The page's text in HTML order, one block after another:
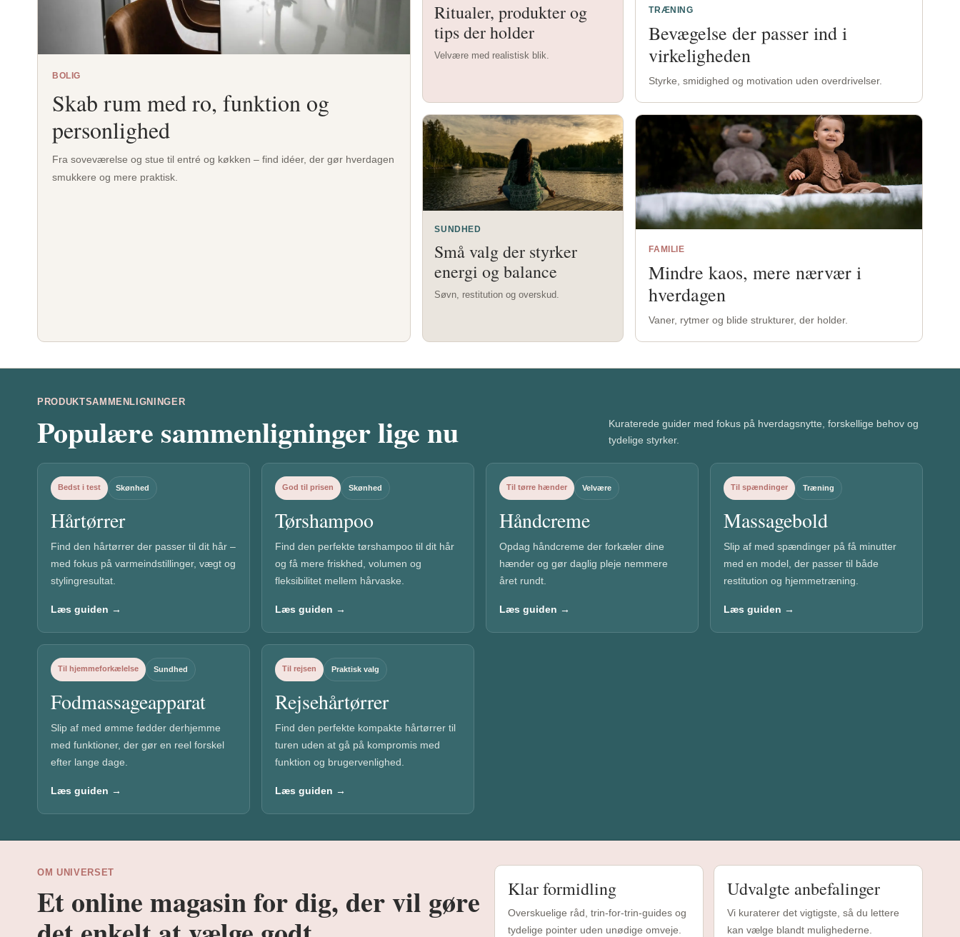
BOLIG
Skab rum med ro, funktion og
personlighed
Fra soveværelse og stue til entré og køkken – find idéer, der gør hverdagen
smukkere og mere praktisk.
Ritualer, produkter og
tips der holder
Velvære med realistisk blik.
SUNDHED
Små valg der styrker
energi og balance
Søvn, restitution og overskud.
TRÆNING
Bevægelse der passer ind i
virkeligheden
Styrke, smidighed og motivation uden overdrivelser.
FAMILIE
Mindre kaos, mere nærvær i
hverdagen
Vaner, rytmer og blide strukturer, der holder.
PRODUKTSAMMENLIGNINGER
Populære sammenligninger lige nu
Kuraterede guider med fokus på hverdagsnytte, forskellige behov og
tydelige styrker.
Bedst i test Skønhed
Hårtørrer
Find den hårtørrer der passer til dit hår –
med fokus på varmeindstillinger, vægt og
stylingresultat.
Læs guiden →
God til prisen Skønhed
Tørshampoo
Find den perfekte tørshampoo til dit hår
og få mere friskhed, volumen og
fleksibilitet mellem hårvaske.
Læs guiden →
Til tørre hænder Velvære
Håndcreme
Opdag håndcreme der forkæler dine
hænder og gør daglig pleje nemmere
året rundt.
Læs guiden →
Til spændinger Træning
Massagebold
Slip af med spændinger på få minutter
med en model, der passer til både
restitution og hjemmetræning.
Læs guiden →
Til hjemmeforkælelse Sundhed
Fodmassageapparat
Slip af med ømme fødder derhjemme
med funktioner, der gør en reel forskel
efter lange dage.
Læs guiden →
Til rejsen Praktisk valg
Rejsehårtørrer
Find den perfekte kompakte hårtørrer til
turen uden at gå på kompromis med
funktion og brugervenlighed.
Læs guiden →
OM UNIVERSET
Et online magasin for dig, der vil gøre Klar formidling
Overskuelige råd, trin-for-trin-guides og
tydelige pointer uden unødige omveje.
Udvalgte anbefalinger
Vi kuraterer det vigtigste, så du lettere
kan vælge blandt mulighederne.